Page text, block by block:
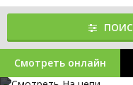
Смотреть онлайн